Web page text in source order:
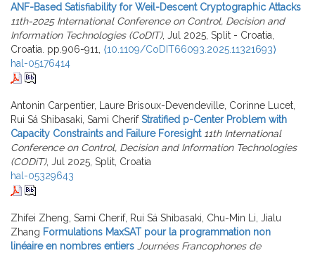
ANF-Based Satisfiability for Weil-Descent Cryptographic Attacks
11th-2025 International Conference on Control, Decision and
Information Technologies (CoDIT), Jul 2025, Split - Croatia,
Croatia. pp.906-911, ⟨10.1109/CoDIT66093.2025.11321693⟩
hal-05176414
Antonin Carpentier, Laure Brisoux-Devendeville, Corinne Lucet,
Rui Sá Shibasaki, Sami Cherif Stratified p-Center Problem with
Capacity Constraints and Failure Foresight 11th International
Conference on Control, Decision and Information Technologies
(CODiT), Jul 2025, Split, Croatia
hal-05329643
Zhifei Zheng, Sami Cherif, Rui Sá Shibasaki, Chu-Min Li, Jialu
Zhang Formulations MaxSAT pour la programmation non
linéaire en nombres entiers Journées Francophones de